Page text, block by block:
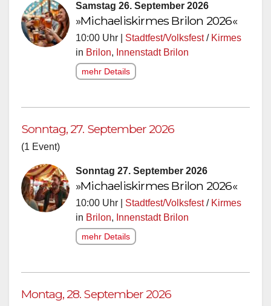
Samstag 26. September 2026
»Michaeliskirmes Brilon 2026«
10:00 Uhr | Stadtfest/Volksfest/ Kirmes
in Brilon, Innenstadt Brilon
mehr Details
Sonntag, 27. September 2026
(1 Event)
Sonntag 27. September 2026
»Michaeliskirmes Brilon 2026«
10:00 Uhr | Stadtfest/Volksfest/ Kirmes
in Brilon, Innenstadt Brilon
mehr Details
Montag, 28. September 2026